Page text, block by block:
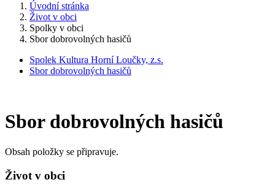
Úvodní stránka
Život v obci
Spolky v obci
Sbor dobrovolných hasičů
Spolek Kultura Horní Loučky, z.s.
Sbor dobrovolných hasičů
Sbor dobrovolných hasičů
Obsah položky se připravuje.
Život v obci